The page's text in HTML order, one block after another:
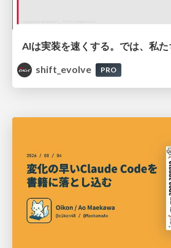
shift_evolve
PRO